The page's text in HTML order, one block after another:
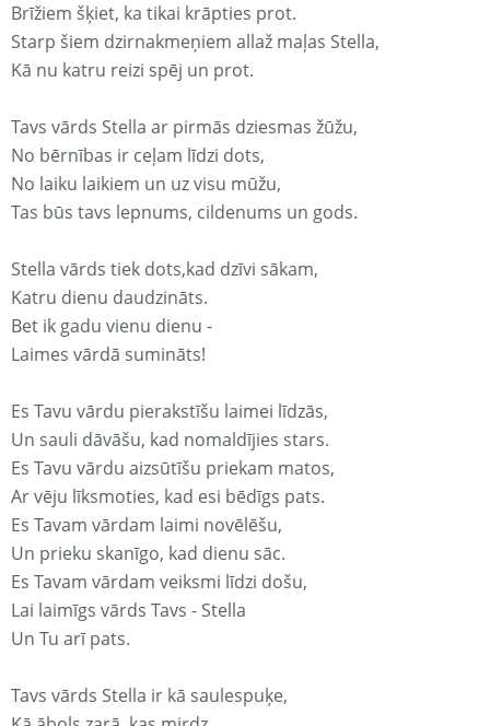
Brīžiem šķiet, ka tikai krāpties prot.
Starp šiem dzirnakmeņiem allaž maļas Stella,
Kā nu katru reizi spēj un prot.
Tavs vārds Stella ar pirmās dziesmas žūžu,
No bērnības ir ceļam līdzi dots,
No laiku laikiem un uz visu mūžu,
Tas būs tavs lepnums, cildenums un gods.
Stella vārds tiek dots,kad dzīvi sākam,
Katru dienu daudzināts.
Bet ik gadu vienu dienu -
Laimes vārdā sumināts!
Es Tavu vārdu pierakstīšu laimei līdzās,
Un sauli dāvāšu, kad nomaldījies stars.
Es Tavu vārdu aizsūtīšu priekam matos,
Ar vēju līksmoties, kad esi bēdīgs pats.
Es Tavam vārdam laimi novēlēšu,
Un prieku skanīgo, kad dienu sāc.
Es Tavam vārdam veiksmi līdzi došu,
Lai laimīgs vārds Tavs - Stella
Un Tu arī pats.
Tavs vārds Stella ir kā saulespuķe,